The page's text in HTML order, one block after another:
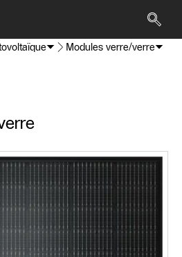
Modules verre/verre